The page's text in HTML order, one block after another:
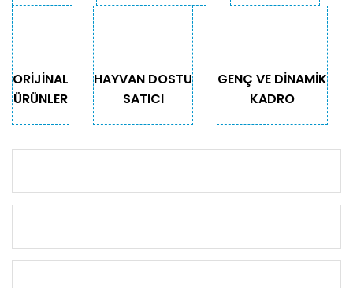
ORİJİNAL
ÜRÜNLER
HAYVAN DOSTU
SATICI
GENÇ VE DİNAMİK
KADRO